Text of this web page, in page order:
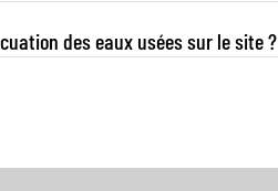
des eaux usées sur le site ?